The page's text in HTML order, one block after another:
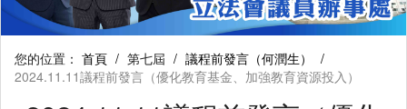
您的位置： 首頁 / 第七屆 / 議程前發言（何潤生）
/
2024.11.11議程前發言（優化教育基金、加強教育資源投入）